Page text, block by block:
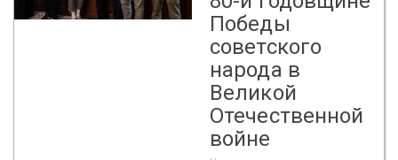
Победы
советского
народа в
Великой
Отечественной
войне